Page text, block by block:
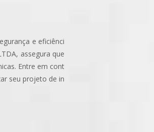
e eficiênci
assegura que
Entre em cont
seu projeto de in